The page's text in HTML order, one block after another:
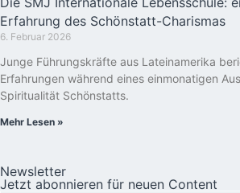
Erfahrung des Schönstatt-Charismas
6. Februar 2026
Junge Führungskräfte aus Lateinamerika
Erfahrungen während eines einmonatigen
Spiritualität Schönstatts.
Mehr Lesen »
Newsletter
Jetzt abonnieren für neuen Content